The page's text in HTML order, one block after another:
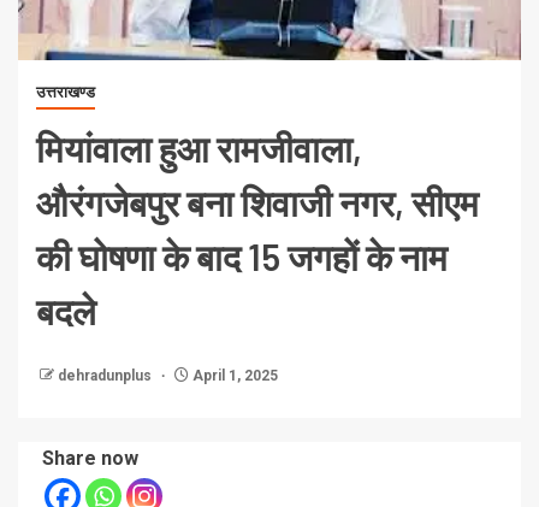
उत्तराखण्ड
मियांवाला हुआ रामजीवाला,
औरंगजेबपुर बना शिवाजी नगर, सीएम
की घोषणा के बाद 15 जगहों के नाम
बदले
dehradunplus April 1, 2025
Share now